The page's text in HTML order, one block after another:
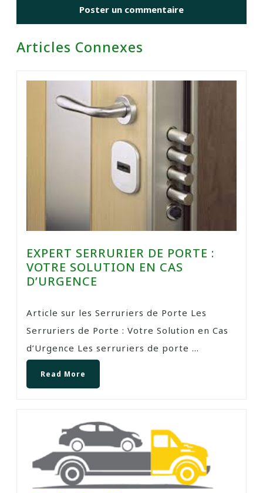
Articles Connexes
EXPERT SERRURIER DE PORTE :
VOTRE SOLUTION EN CAS
D’URGENCE
Article sur les Serruriers de Porte Les
Serruriers de Porte : Votre Solution en Cas
d’Urgence Les serruriers de porte ...
Read More